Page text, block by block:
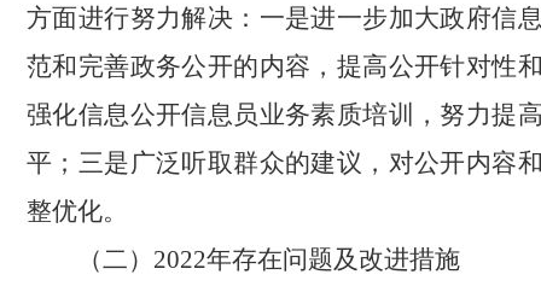
方面进行努力解决：一是进一步加大政府信
范和完善政务公开的内容，提高公开针对性
强化信息公开信息员业务素质培训，努力提
平；三是广泛听取群众的建议，对公开内容
整优化。
（二） 2022年存在问题及改进措施